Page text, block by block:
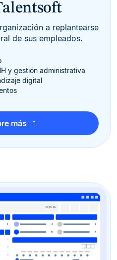
a replantearse
de sus empleados.
y gestión administrativa
digital
más